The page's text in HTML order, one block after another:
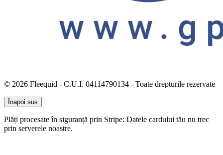
© 2026 Fleequid - C.U.I. 04114790134 - Toate drepturile rezervate
Înapoi sus
Plăți procesate în siguranță prin Stripe: Datele cardului tău nu trec
prin serverele noastre.